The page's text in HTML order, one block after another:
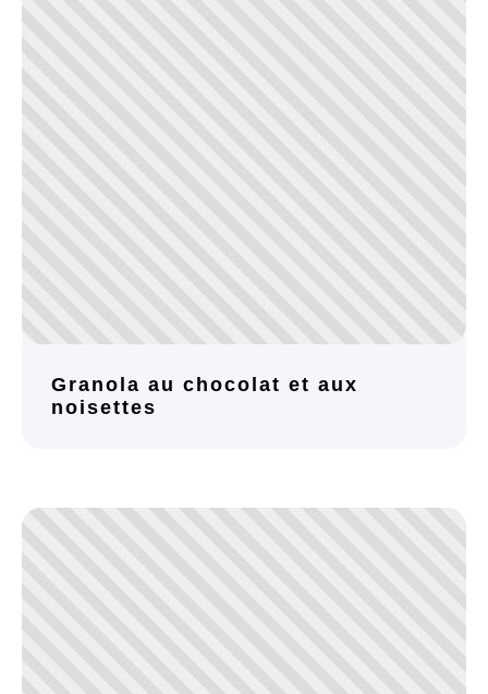
Granola au chocolat et aux
noisettes